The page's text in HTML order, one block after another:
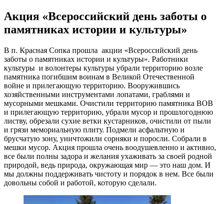
Акция «Всероссийский день заботы о
памятниках истории и культуры»
В п. Красная Сопка прошла акции «Всероссийский день
заботы о памятниках истории и культуры». Работники
культуры и волонтеры культуры убрали территорию возле
памятника погибшим воинам в Великой Отечественной
войне и прилегающую территорию. Вооружившись
хозяйственными инструментами лопатами, граблями и
мусорными мешками. Очистили территорию памятника ВОВ
и прилегающую территорию, убрали мусор и прошлогоднюю
листву, обрезали сухие ветки кустарников, очистили от пыли
и грязи мемориальную плиту. Подмели асфальтную и
брусчатую зону, уничтожили сорняки и поросли. Собрали в
мешки мусор. Акция прошла очень воодушевленно и активно,
все были полны задора и желания ухаживать за своей родной
природой, ведь природа, окружающая мир — это наш дом. И
мы должны поддерживать чистоту и порядок в нем. Все были
довольны собой и работой, которую сделали.